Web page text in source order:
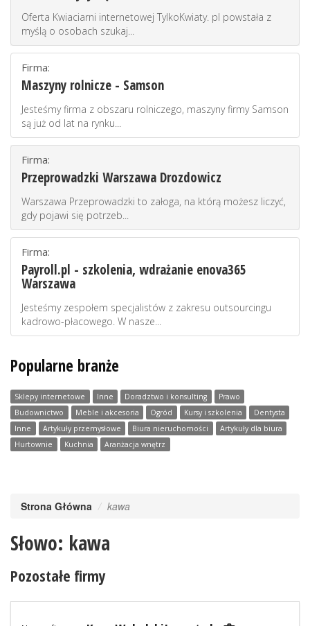
Oferta Kwiaciarni internetowej TylkoKwiaty. pl powstała z
myślą o osobach szukaj...
Firma:
Maszyny rolnicze - Samson
Jesteśmy firma z obszaru rolniczego, maszyny firmy Samson
są już od lat na rynku...
Firma:
Przeprowadzki Warszawa Drozdowicz
Warszawa Przeprowadzki to załoga, na którą możesz liczyć,
gdy pojawi się potrzeb...
Firma:
Payroll.pl - szkolenia, wdrażanie enova365
Warszawa
Jesteśmy zespołem specjalistów z zakresu outsourcingu
kadrowo-płacowego. W nasze...
Popularne branże
Sklepy internetowe Inne Doradztwo i konsulting
Prawo
Budownictwo
Meble i akcesoria Ogród Kursy i szkolenia
Dentysta
Inne
Artykuły przemysłowe Biura nieruchomości
Artykuły dla biura
Hurtownie
Kuchnia Aranżacja wnętrz
Strona Główna kawa
Słowo: kawa
Pozostałe firmy